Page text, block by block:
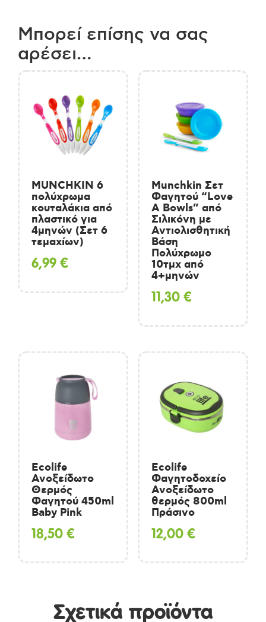
Μπορεί επίσης να σας
αρέσει…
MUNCHKIN 6
πολύχρωμα
κουταλάκια από
πλαστικό για
4μηνών (Σετ 6
τεμαχίων)
6,99€
Munchkin Σετ
Φαγητού “Love
A Bowls” από
Σιλικόνη με
Αντιολισθητική
Βάση
Πολύχρωμο
10τμχ από
4+μηνών
11,30€
Ecolife
Ανοξείδωτο
Θερμός
Φαγητού 450ml
Baby Pink
18,50€
Ecolife
Φαγητοδοχείο
Ανοξείδωτο
θερμός 800ml
Πράσινο
12,00€
Σχετικά προϊόντα